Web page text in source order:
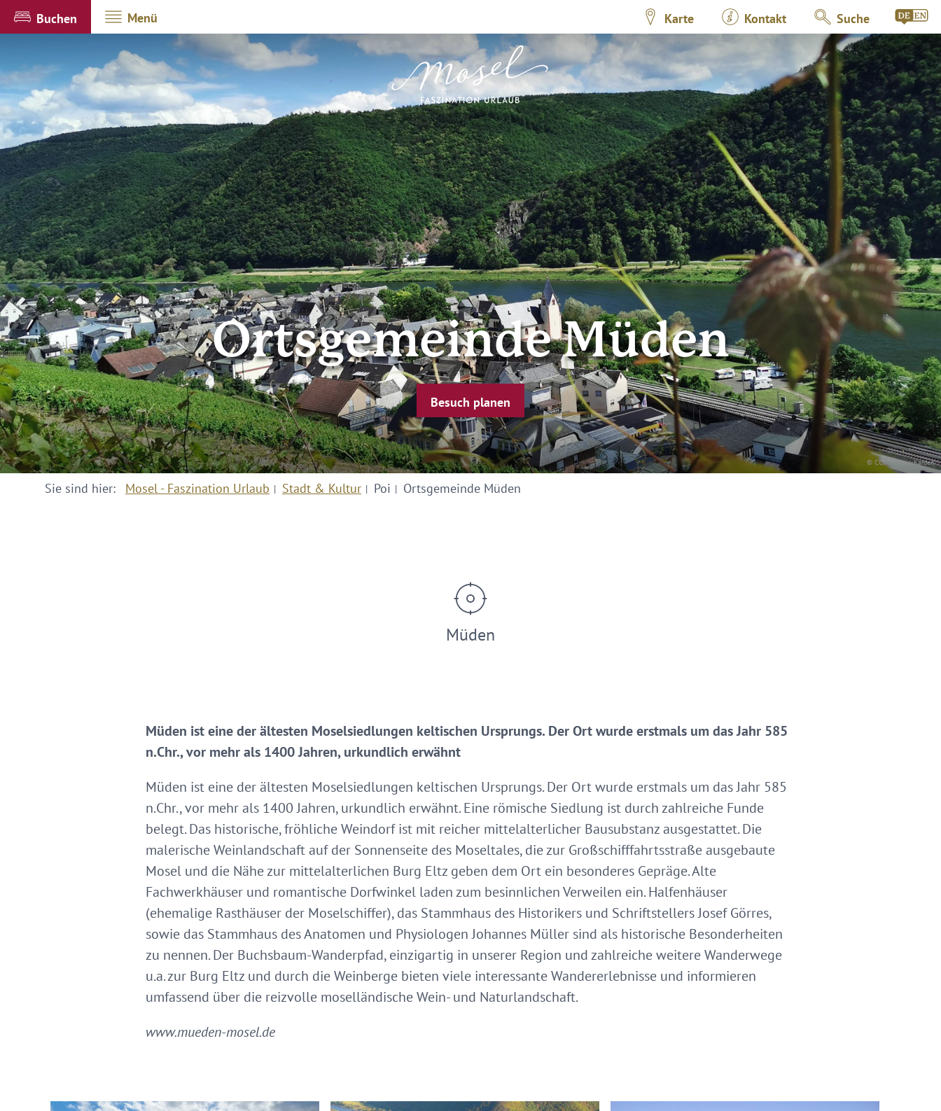
Buchen Menü Karte Kontakt Suche
© CC0 TI Treis-Karden
Ortsgemeinde Müden
Besuch planen
Sie sind hier: Mosel - Faszination Urlaub Stadt & Kultur Poi Ortsgemeinde Müden
Müden
Müden ist eine der ältesten Moselsiedlungen keltischen Ursprungs. Der Ort wurde erstmals um das Jahr 585
n.Chr., vor mehr als 1400 Jahren, urkundlich erwähnt
Müden ist eine der ältesten Moselsiedlungen keltischen Ursprungs. Der Ort wurde erstmals um das Jahr 585
n.Chr., vor mehr als 1400 Jahren, urkundlich erwähnt. Eine römische Siedlung ist durch zahlreiche Funde
belegt. Das historische, fröhliche Weindorf ist mit reicher mittelalterlicher Bausubstanz ausgestattet. Die
malerische Weinlandschaft auf der Sonnenseite des Moseltales, die zur Großschifffahrtsstraße ausgebaute
Mosel und die Nähe zur mittelalterlichen Burg Eltz geben dem Ort ein besonderes Gepräge. Alte
Fachwerkhäuser und romantische Dorfwinkel laden zum besinnlichen Verweilen ein. Halfenhäuser
(ehemalige Rasthäuser der Moselschiffer), das Stammhaus des Historikers und Schriftstellers Josef Görres,
sowie das Stammhaus des Anatomen und Physiologen Johannes Müller sind als historische Besonderheiten
zu nennen. Der Buchsbaum-Wanderpfad, einzigartig in unserer Region und zahlreiche weitere Wanderwege
u.a. zur Burg Eltz und durch die Weinberge bieten viele interessante Wandererlebnisse und informieren
umfassend über die reizvolle moselländische Wein- und Naturlandschaft.
www.mueden-mosel.de